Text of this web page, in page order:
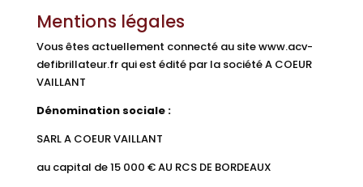
Mentions légales
Vous êtes actuellement connecté au sitewww.acv-
defibrillateur.frqui est édité par la société A COEUR
VAILLANT
Dénomination sociale :
SARL A COEUR VAILLANT
au capital de 15 000 € AU RCS DE BORDEAUX